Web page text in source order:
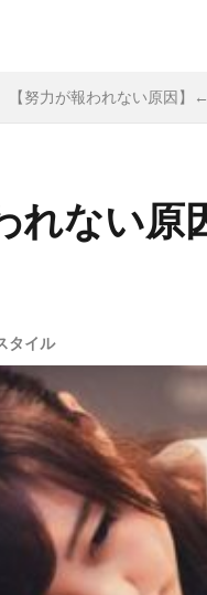
【努力が報われない原因】
れない
タイル